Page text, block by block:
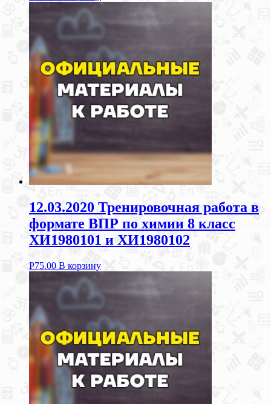
12.03.2020 Тренировочная работа в
формате ВПР по химии 8 класс
ХИ1980101 и ХИ1980102
Р75.00 В корзину